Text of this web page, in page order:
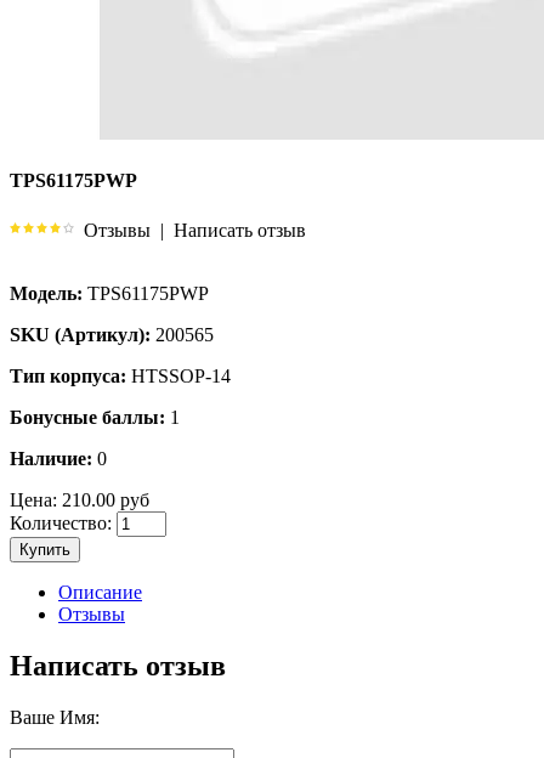
TPS61175PWP
Отзывы | Написать отзыв
Модель: TPS61175PWP
SKU (Артикул): 200565
Тип корпуса: HTSSOP-14
Бонусные баллы: 1
Наличие: 0
Цена: 210.00 руб
Количество:
Купить
Описание
Отзывы
Написать отзыв
Ваше Имя: